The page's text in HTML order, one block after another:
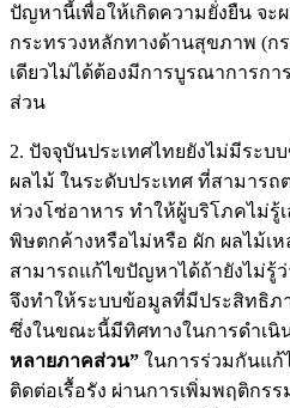
ปัญหานี้เพื่อให้เกิดความยั่งยืน จะ
กระทรวงหลักทางด้านสุขภาพ (ก
เดียวไม่ได้ต้องมีการบูรณาการก
ส่วน
2. ปัจจุบันประเทศไทยยังไม่มีระบ
ผลไม้ ในระดับประเทศ ที่สามาร
ห่วงโซ่อาหาร ทำให้ผู้บริโภคไม่รู้
พิษตกค้างหรือไม่หรือ ผัก ผลไม้เห
สามารถแก้ไขปัญหาได้ถ้ายังไม่รู้
จึงทำให้ระบบข้อมูลที่มีประสิทธิภ
ซึ่งในขณะนี้มีทิศทางในการดำเนิ
หลายภาคส่วน” ในการร่วมกันแ
ติดต่อเรื้อรัง ผ่านการเพิ่มพฤติกร